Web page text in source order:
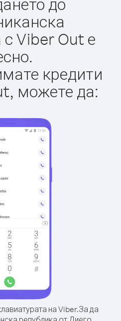
Viber Out е
кредити
можете да:
на Viber.За да